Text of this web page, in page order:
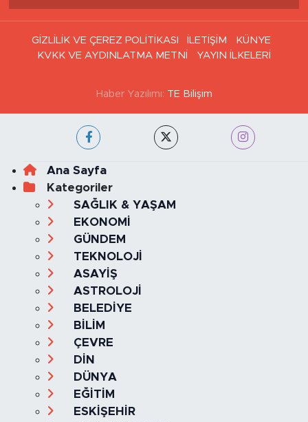
GİZLİLİK VE ÇEREZ POLİTİKASI İLETİŞİM
KÜNYE
KVKK VE AYDINLATMA METNİ
YAYIN İLKELERİ
Haber Yazılımı: TE Bilişim
Ana Sayfa
Kategoriler
SAĞLIK & YAŞAM
EKONOMİ
GÜNDEM
TEKNOLOJİ
ASAYİŞ
ASTROLOJİ
BELEDİYE
BİLİM
ÇEVRE
DİN
DÜNYA
EĞİTİM
ESKİŞEHİR